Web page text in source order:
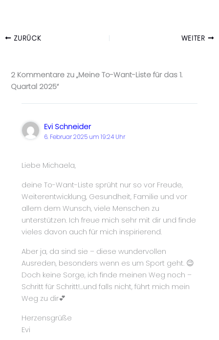
ZURÜCK WEITER
2 Kommentare zu „Meine To-Want-Liste für das 1.
Quartal 2025“
Evi Schneider
6. Februar 2025 um 19:24 Uhr
Liebe Michaela,
deine To-Want-Liste sprüht nur so vor Freude,
Weiterentwicklung, Gesundheit, Familie und vor
allem dem Wunsch, viele Menschen zu
unterstützen. Ich freue mich sehr mit dir und finde
vieles davon auch für mich inspirierend.
Aber ja, da sind sie – diese wundervollen
Ausreden, besonders wenn es um Sport geht. 😉
Doch keine Sorge, ich finde meinen Weg noch –
Schritt für Schritt!…und falls nicht, führt mich mein
Weg zu dir💕
Herzensgrüße
Evi